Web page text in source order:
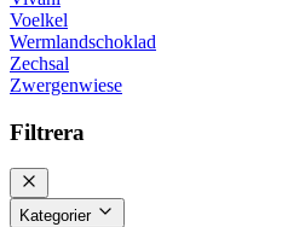
Voelkel
Wermlandschoklad
Zechsal
Zwergenwiese
Filtrera
Kategorier